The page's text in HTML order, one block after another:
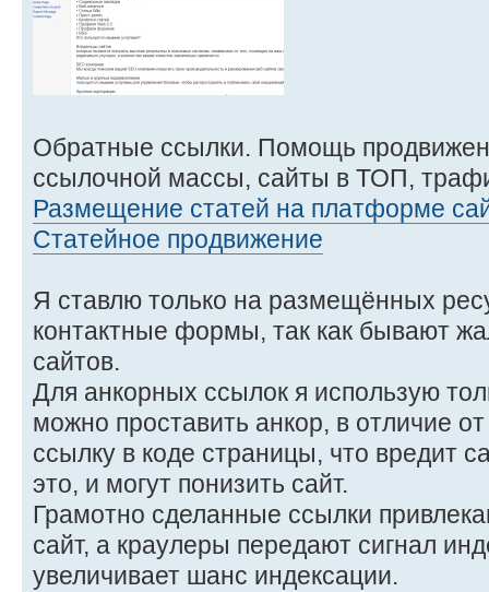
Обратные ссылки. Помощь
ссылочной массы, сайты в ТОП,
Размещение статей на платформе
Статейное продвижение
Я ставлю только на размещённых
контактные формы, так как бывают
сайтов.
Для анкорных ссылок я использую
можно проставить анкор, в отличие
ссылку в коде страницы, что вредит
это, и могут понизить сайт.
Грамотно сделанные ссылки
сайт, а краулеры передают сигнал
увеличивает шанс индексации.